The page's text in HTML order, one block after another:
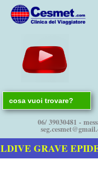
Search
for:
06/ 39030481 -
GRAVE EPIDEMIA